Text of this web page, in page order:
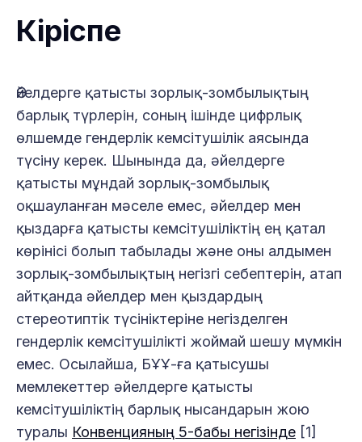
Кіріспе
Әйелдерге қатысты зорлық-зомбылықтың
барлық түрлерін, соның ішінде цифрлық
өлшемде гендерлік кемсітушілік аясында
түсіну керек. Шынында да, әйелдерге
қатысты мұндай зорлық-зомбылық
оқшауланған мәселе емес, әйелдер мен
қыздарға қатысты кемсітушіліктің ең қатал
көрінісі болып табылады және оны алдымен
зорлық-зомбылықтың негізгі себептерін, атап
айтқанда әйелдер мен қыздардың
стереотиптік түсініктеріне негізделген
гендерлік кемсітушілікті жоймай шешу мүмкін
емес. Осылайша, БҰҰ-ға қатысушы
мемлекеттер әйелдерге қатысты
кемсітушіліктің барлық нысандарын жою
туралы Конвенцияның 5-бабы негізінде [1]